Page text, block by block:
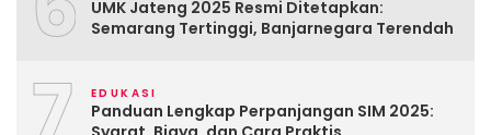
UMK Jateng 2025 Resmi Ditetapkan:
Semarang Tertinggi, Banjarnegara Terendah
7 EDUKASI
Panduan Lengkap Perpanjangan SIM 2025: